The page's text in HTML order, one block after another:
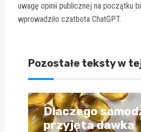
uwagę opinii publicznej na początku
wprowadziło czatbota ChatGPT.
Pozostałe teksty w
Dlaczego
przyjęta dawka